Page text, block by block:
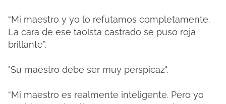
“Mi maestro y yo lo refutamos completamente.
La cara de ese taoísta castrado se puso roja
brillante”.
"Su maestro debe ser muy perspicaz".
“Mi maestro es realmente inteligente. Pero yo